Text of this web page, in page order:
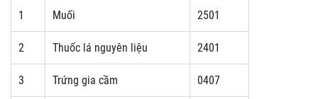
1 Muối 2501
2 Thuốc lá nguyên liệu 2401
3 Trứng gia cầm 0407